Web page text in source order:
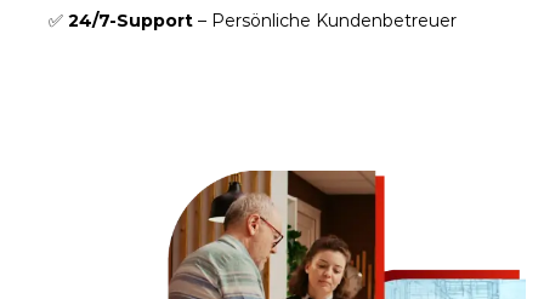
✅ 24/7-Support – Persönliche Kundenbetreuer